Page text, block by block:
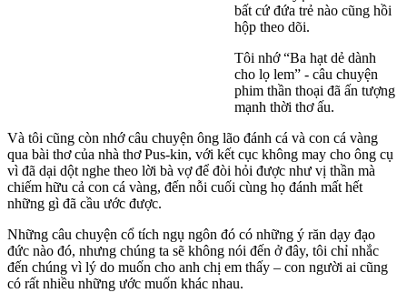
bất cứ đứa trẻ nào cũng hồi
hộp theo dõi.
Tôi nhớ “Ba hạt dẻ dành
cho lọ lem” - câu chuyện
phim thần thoại đã ấn tượng
mạnh thời thơ ấu.
Và tôi cũng còn nhớ câu chuyện ông lão đánh cá và con cá vàng
qua bài thơ của nhà thơ Pus-kin, với kết cục không may cho ông cụ
vì đã dại dột nghe theo lời bà vợ để đòi hỏi được như vị thần mà
chiếm hữu cả con cá vàng, đến nỗi cuối cùng họ đánh mất hết
những gì đã cầu ước được.
Những câu chuyện cổ tích ngụ ngôn đó có những ý răn dạy đạo
đức nào đó, nhưng chúng ta sẽ không nói đến ở đây, tôi chỉ nhắc
đến chúng vì lý do muốn cho anh chị em thấy – con người ai cũng
có rất nhiều những ước muốn khác nhau.